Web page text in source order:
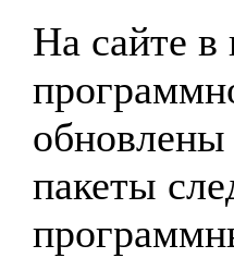
На сайте в
пакеты